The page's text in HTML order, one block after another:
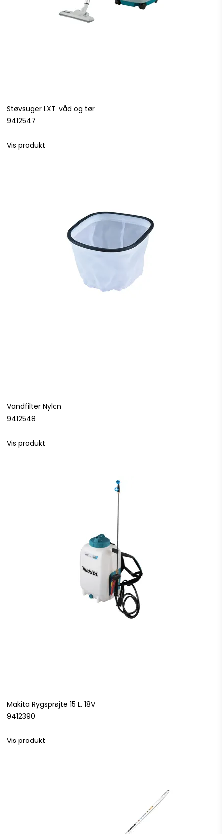
Støvsuger LXT. våd og tør
9412547
Vis produkt
Vandfilter Nylon
9412548
Vis produkt
Makita Rygsprøjte 15 L. 18V
9412390
Vis produkt